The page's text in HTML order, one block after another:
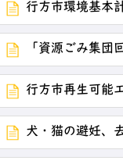
行方市環境基本
「資源ごみ集団
行方市再生可能
犬・猫の避妊、